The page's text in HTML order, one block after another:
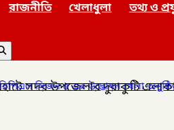
রাজনীতি খেলাধুলা তথ্য ও
অনুষ্ঠিত হয়েছে,✦লালমনিরহাটের
সদর উপজেলার দুরাকুটি